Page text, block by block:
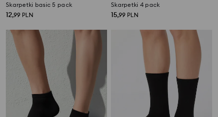
Skarpetki basic 5 pack
12,99 PLN
Skarpetki 4 pack
15,99 PLN